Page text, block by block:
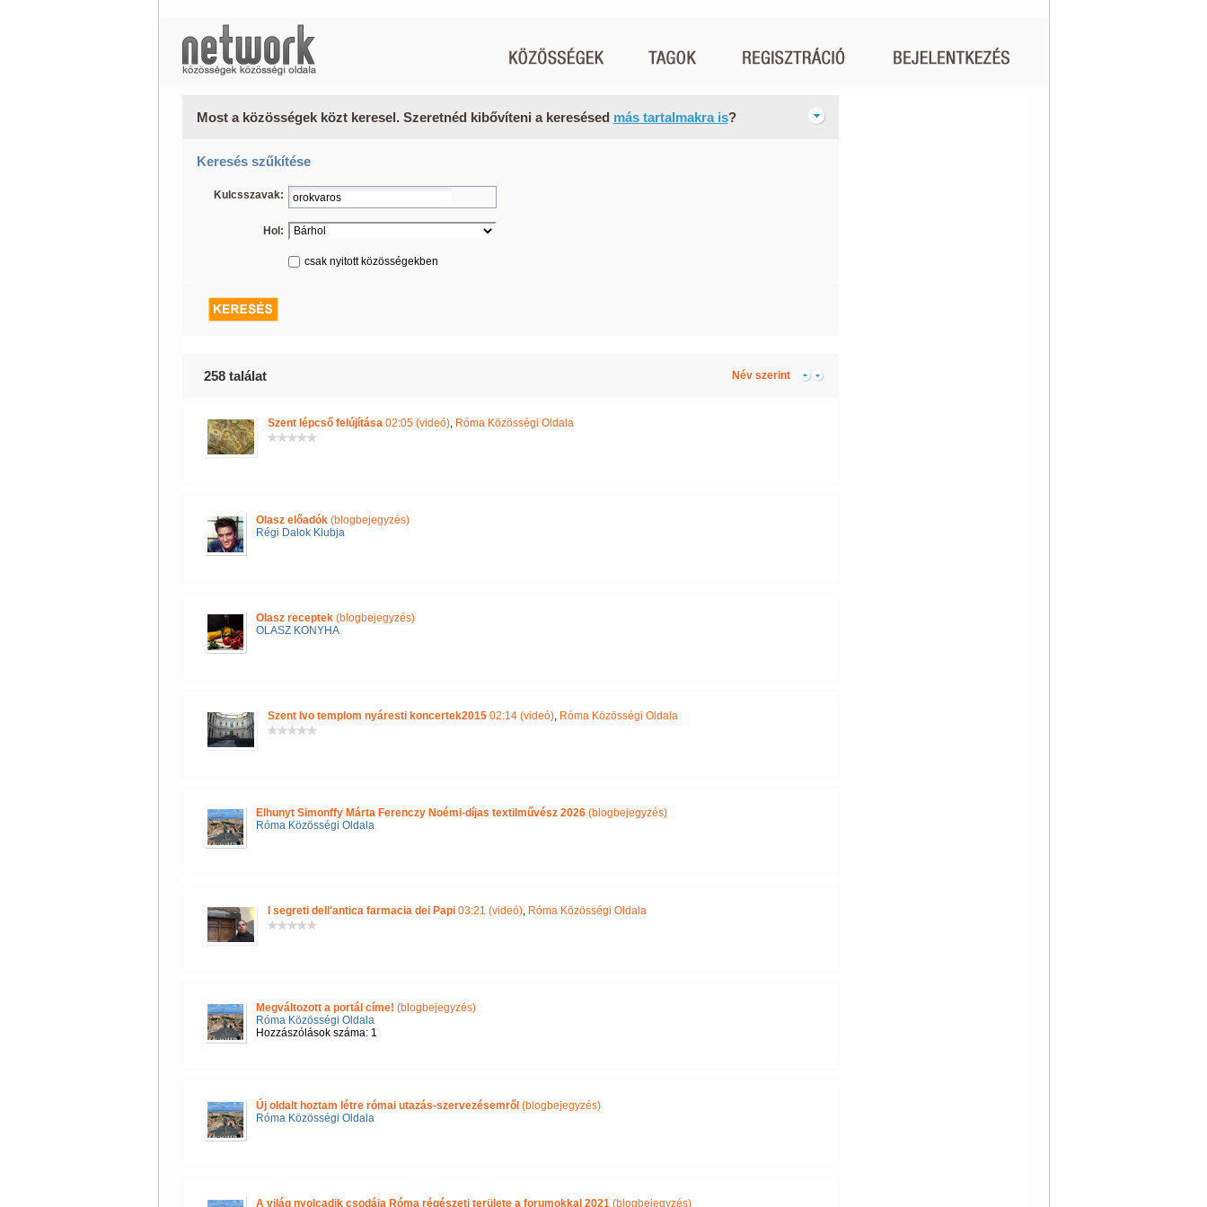
Most a közösségek közt keresel. Szeretnéd kibővíteni a keresésed más tartalmakra is?
Keresés szűkítése
Kulcsszavak:
Hol:
csak nyitott közösségekben
258 találat Név szerint
Szent lépcső felújítása02:05 (videó), Róma Közösségi Oldala
Olasz előadók(blogbejegyzés)
Régi Dalok Klubja
Olasz receptek(blogbejegyzés)
OLASZ KONYHA
Szent Ivo templom nyáresti koncertek201502:14 (videó), Róma Közösségi Oldala
Elhunyt Simonffy Márta Ferenczy Noémi-díjas textilművész 2026(blogbejegyzés)
Róma Közösségi Oldala
I segreti dell'antica farmacia dei Papi03:21 (videó), Róma Közösségi Oldala
Megváltozott a portál címe! (blogbejegyzés)
Róma Közösségi Oldala
Hozzászólások száma: 1
Új oldalt hoztam létre római utazás-szervezésemről (blogbejegyzés)
Róma Közösségi Oldala
A világ nyolcadik csodája Róma régészeti területe a forumokkal 2021(blogbejegyzés)